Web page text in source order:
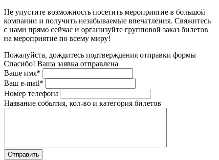
Не упустите возможность посетить мероприятие в большой
компании и получить незабываемые впечатления. Свяжитесь
с нами прямо сейчас и организуйте групповой заказ билетов
на мероприятие по всему миру!
Пожалуйста, дождитесь подтверждения отправки формы
Спасибо! Ваша заявка отправлена
Ваше имя*
Ваш e-mail*
Номер телефона
Название события, кол-во и категория билетов